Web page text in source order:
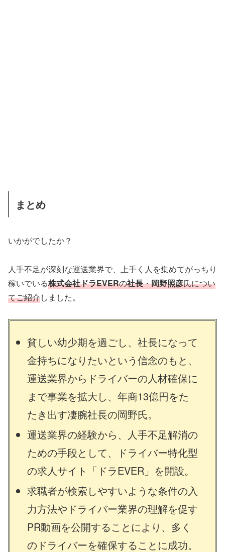
まとめ
いかがでしたか？
人手不足が深刻な運送業界で、上手く人を集めてがっちり
稼いでいる株式会社ドラEVERの社長・岡野照彦氏につい
てご紹介しました。
貧しい幼少期を過ごし、社長になって
金持ちになりたいという信念のもと、
運送業界からドライバーの人材確保に
まで事業を拡大し、年商13億円をた
たき出す凄腕社長の岡野氏。
運送業界の経験から、人手不足解消の
ための手段として、ドライバー特化型
の求人サイト「ドラEVER」を開設。
求職者が検索しやすいような条件の入
力方法やドライバー業界の理解を促す
PR動画を公開することにより、多く
のドライバーを確保することに成功。